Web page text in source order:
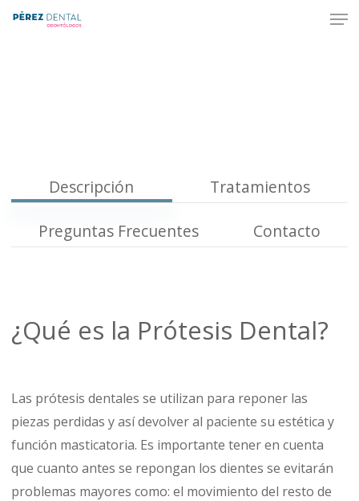
Skip
Descripción Tratamientos
Preguntas Frecuentes Contacto
¿Qué es la Prótesis Dental?
Las prótesis dentales se utilizan para reponer las
piezas perdidas y así devolver al paciente su estética y
función masticatoria. Es importante tener en cuenta
que cuanto antes se repongan los dientes se evitarán
problemas mayores como: el movimiento del resto de